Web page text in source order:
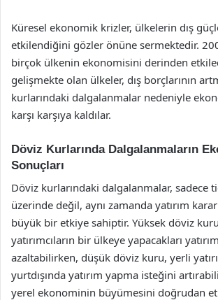
Küresel ekonomik krizler, ülkelerin dış
etkilendiğini gözler önüne sermektedir.
birçok ülkenin ekonomisini derinden
gelişmekte olan ülkeler, dış borçlarının
kurlarındaki dalgalanmalar nedeniyle
karşı karşıya kaldılar.
Döviz Kurlarında Dalgalanmaların
Sonuçları
Döviz kurlarındaki dalgalanmalar, sadece
üzerinde değil, aynı zamanda yatırım
büyük bir etkiye sahiptir. Yüksek döviz
yatırımcıların bir ülkeye yapacakları
azaltabilirken, düşük döviz kuru, yerli
yurtdışında yatırım yapma isteğini
yerel ekonominin büyümesini doğrudan